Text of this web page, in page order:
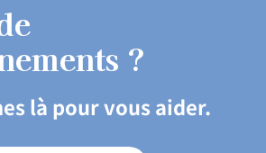
?
là pour vous aider.